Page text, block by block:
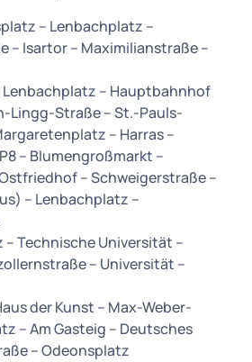
– Lenbachplatz –
– Isartor – Maximilianstraße –
– Hauptbahnhof
Lingg-Straße – St.-Pauls-
– Harras –
– Blumengroßmarkt –
– Schweigerstraße –
– Lenbachplatz –
Technische Universität –
– Universität –
der Kunst – Max-Weber-
– Am Gasteig – Deutsches
– Odeonsplatz